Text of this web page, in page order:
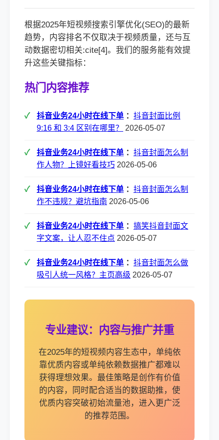
根据2025年短视频搜索引擎优化(SEO)的最新
趋势，内容排名不仅取决于视频质量，还与互
动数据密切相关:cite[4]。我们的服务能有效提
升这些关键指标：
热门内容推荐
抖音业务24小时在线下单 ： 抖音封面比例
9:16 和 3:4 区别在哪里？
2026-05-07
抖音业务24小时在线下单 ： 抖音封面怎么制
作人物？上镜好看技巧 2026-05-06
抖音业务24小时在线下单 ： 抖音封面怎么制
作不违规？避坑指南 2026-05-06
抖音业务24小时在线下单 ： 搞笑抖音封面文
字文案，让人忍不住点 2026-05-07
抖音业务24小时在线下单 ： 抖音封面怎么做
吸引人统一风格？主页高级 2026-05-07
专业建议：内容与推广并重
在2025年的短视频内容生态中，单纯依
靠优质内容或单纯依赖数据推广都难以
获得理想效果。最佳策略是创作有价值
的内容，同时配合适当的数据助推，使
优质内容突破初始流量池，进入更广泛
的推荐范围。